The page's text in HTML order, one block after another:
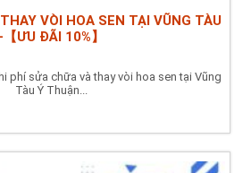
VÒI HOA SEN TẠI VŨNG TÀU
-【ƯU ĐÃI 10%】
phí sửa chữa và thay vòi hoa sen tại Vũng
Tàu Ý Thuận...